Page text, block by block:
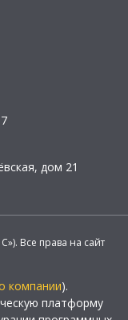
дом 21
Все права на сайт
о компании).
платформу